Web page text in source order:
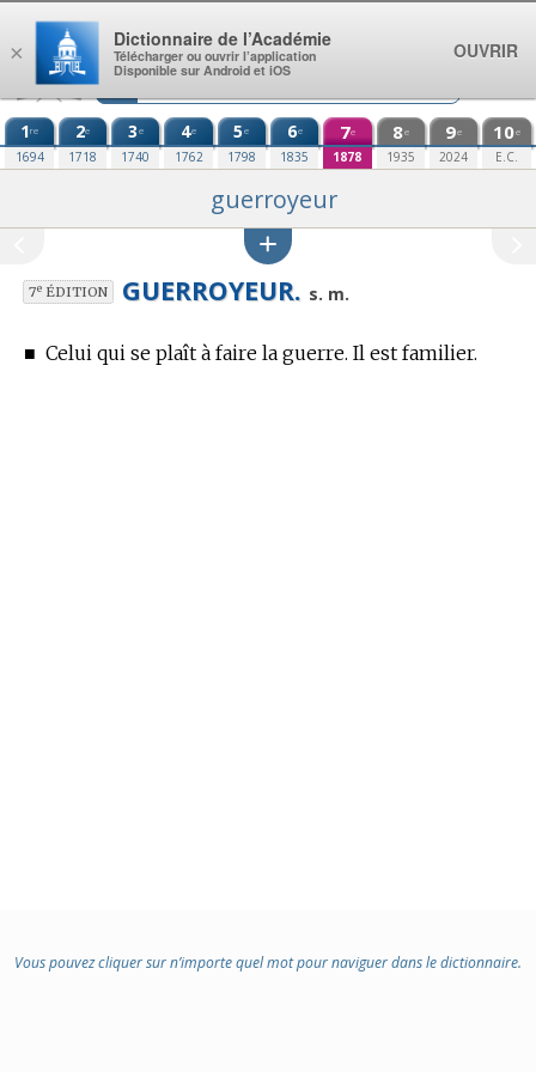
Aller au contenu
1re
1694
2e
1718
3e
1740
4e
1762
5e
1798
6e
1835
7e
1878
8e
1935
9e
2024
10e
E.C.
guerroyeur
7eÉDITION GUERROYEUR. s. m.
■ Celui qui se plaît à faire la guerre. Il est familier.
Vous pouvez cliquer sur n’importe quel mot pour naviguer dans le dictionnaire.
×
Dictionnaire de l’Académie
Télécharger ou ouvrir l’application
Disponible sur Android et iOS
OUVRIR